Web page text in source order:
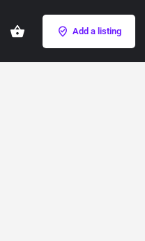
Add a listing